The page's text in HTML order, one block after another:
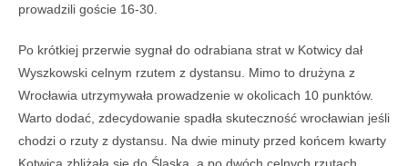
prowadzili goście 16-30.
Po krótkiej przerwie sygnał do odrabiana strat w Kotwicy dał
Wyszkowski celnym rzutem z dystansu. Mimo to drużyna z
Wrocławia utrzymywała prowadzenie w okolicach 10 punktów.
Warto dodać, zdecydowanie spadła skuteczność wrocławian jeśli
chodzi o rzuty z dystansu. Na dwie minuty przed końcem kwarty